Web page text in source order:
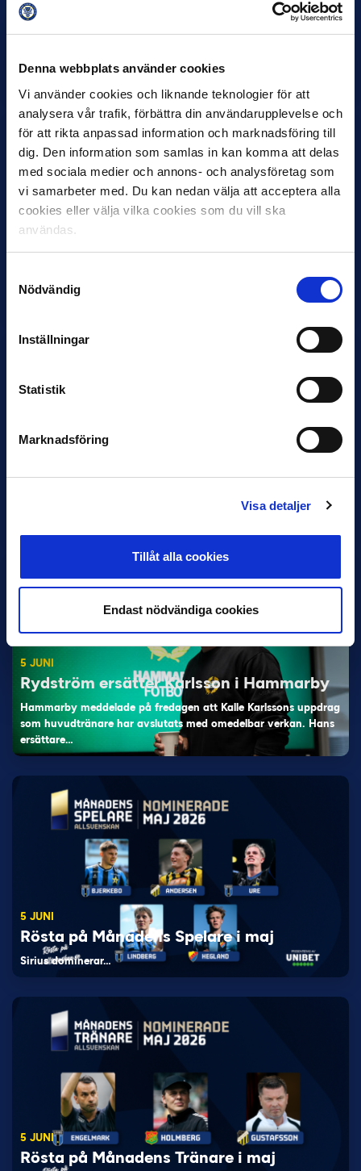
Denna webbplats använder cookies
Vi använder cookies och liknande teknologier för att
analysera vår trafik, förbättra din användarupplevelse och
för att rikta anpassad information och marknadsföring till
dig. Den information som samlas in kan komma att delas
med sociala medier och annons- och analysföretag som
vi samarbeter med. Du kan nedan välja att acceptera alla
cookies eller välja vilka cookies som du vill ska
användas.
Nödvändig
Inställningar
Statistik
Marknadsföring
Visa detaljer
Tillåt alla cookies
Endast nödvändiga cookies
12 JUNI
Samma vinnare som i…
VM-spelare med förflutet i Allsvenskan
och Superettan
Elfenbenskusten…
Han nätade snyggast i maj: “Ett alldeles
5 JUNI
Rydström ersätter Karlsson i Hammarby
Hammarby meddelade på fredagen att Kalle Karlssons uppdrag
som huvudtränare har avslutats med omedelbar verkan. Hans
ersättare…
5 JUNI
Rösta på Månadens Spelare i maj
Sirius dominerar…
5 JUNI
Rösta på Månadens Tränare i maj